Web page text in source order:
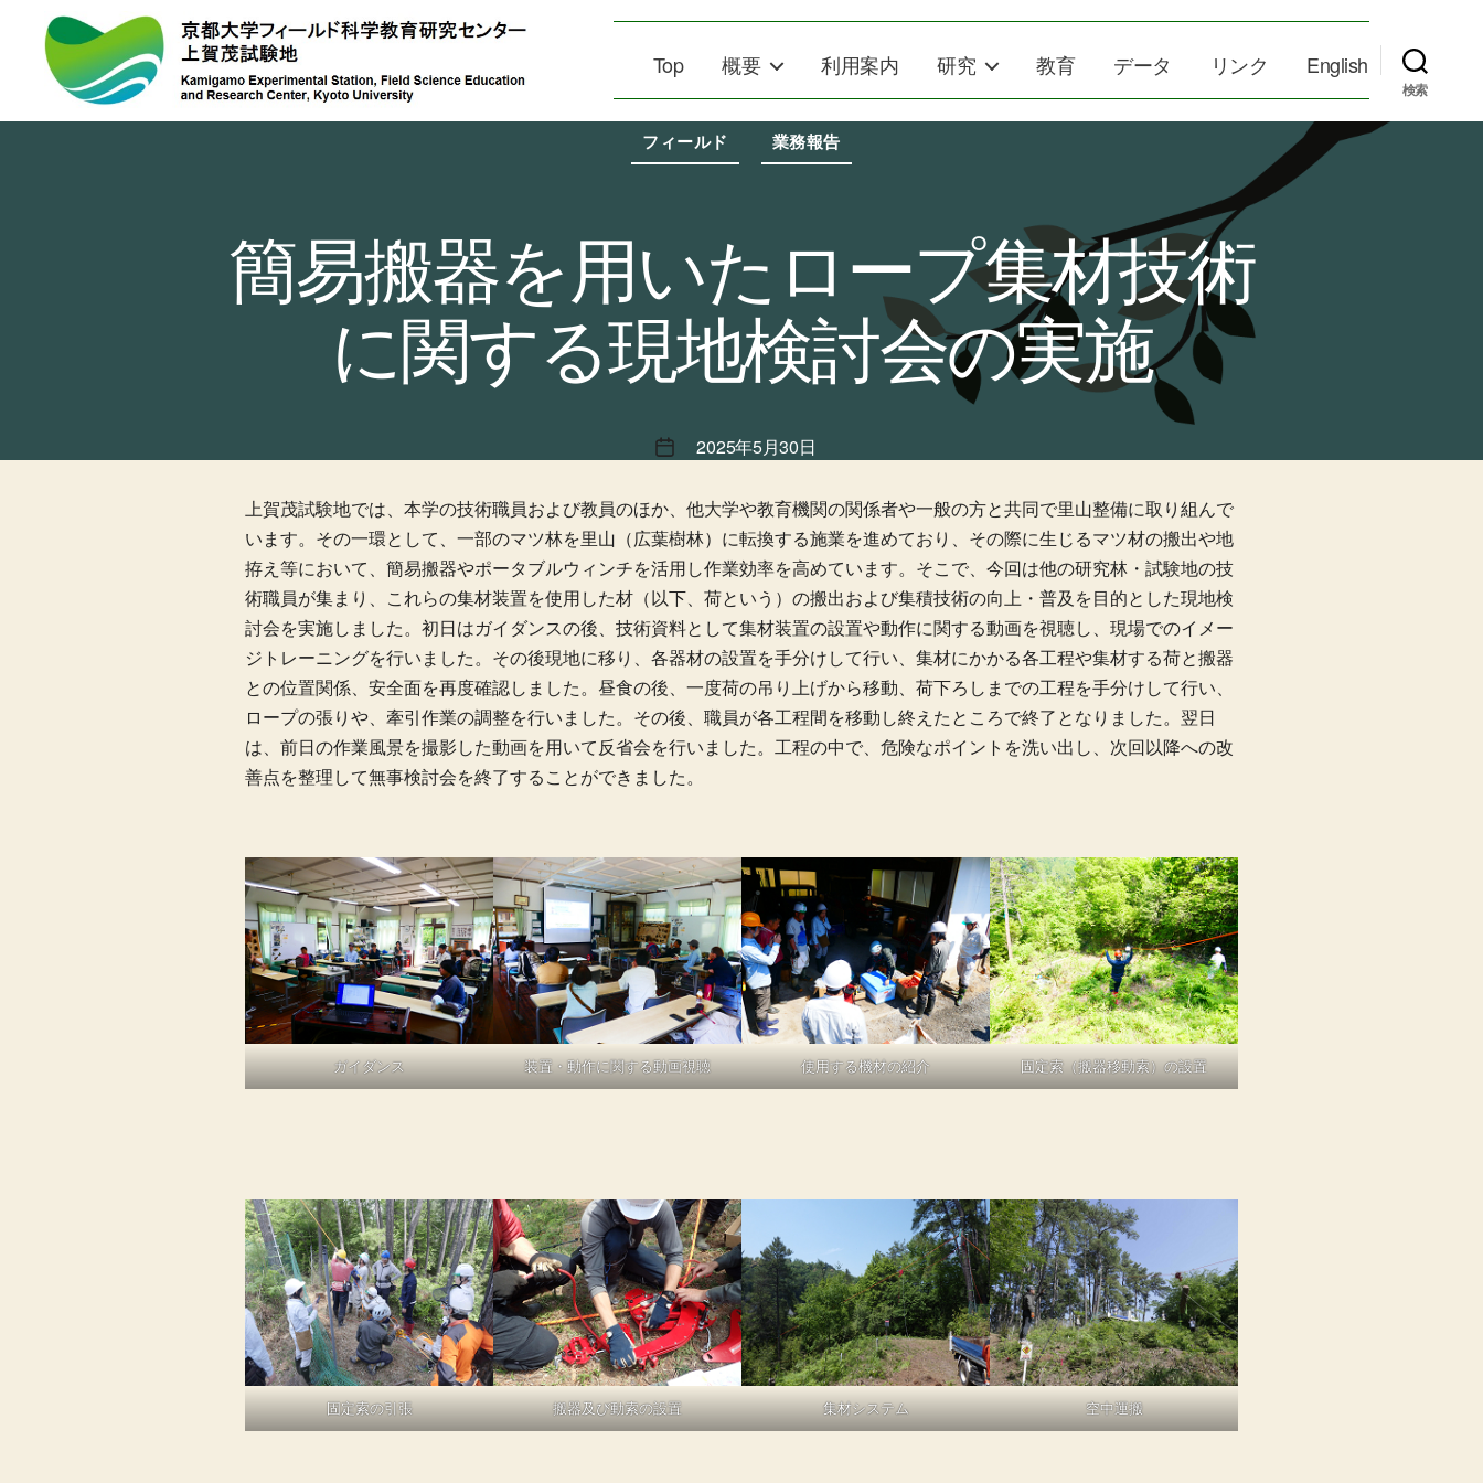
上
Top 概要 利用案内 研究 教育 データ リンク English
検索
カ
フィールド 業務報告
簡易搬器を用いたロープ集材技術
に関する現地検討会の実施
投
日
2025年5月30日
上賀茂試験地では、本学の技術職員および教員のほか、他大学や教育機関の関係者や一般の方と共同で里山整備に取り組んで
います。その一環として、一部のマツ林を里山（広葉樹林）に転換する施業を進めており、その際に生じるマツ材の搬出や地
拵え等において、簡易搬器やポータブルウィンチを活用し作業効率を高めています。そこで、今回は他の研究林・試験地の技
術職員が集まり、これらの集材装置を使用した材（以下、荷という）の搬出および集積技術の向上・普及を目的とした現地検
討会を実施しました。初日はガイダンスの後、技術資料として集材装置の設置や動作に関する動画を視聴し、現場でのイメー
ジトレーニングを行いました。その後現地に移り、各器材の設置を手分けして行い、集材にかかる各工程や集材する荷と搬器
との位置関係、安全面を再度確認しました。昼食の後、一度荷の吊り上げから移動、荷下ろしまでの工程を手分けして行い、
ロープの張りや、牽引作業の調整を行いました。その後、職員が各工程間を移動し終えたところで終了となりました。翌日
は、前日の作業風景を撮影した動画を用いて反省会を行いました。工程の中で、危険なポイントを洗い出し、次回以降への改
善点を整理して無事検討会を終了することができました。
ガイダンス 装置・動作に関する動画視聴 使用する機材の紹介 固定索（搬器移動索）の設置
固定索の引張 搬器及び動索の設置 集材システム 空中運搬